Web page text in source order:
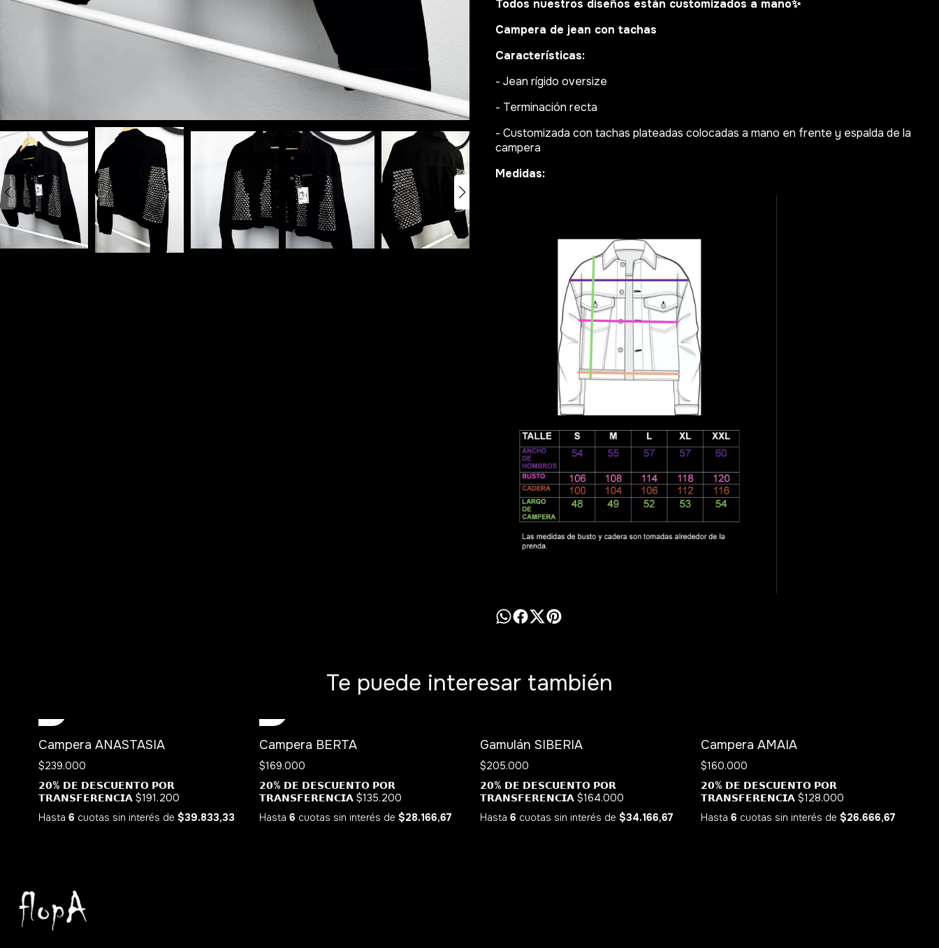
Todos nuestros diseños están customizados a mano✨
Campera de jean con tachas
Características:
- Jean rígido oversize
- Terminación recta
- Customizada con tachas plateadas colocadas a mano en frente y espalda de la
campera
Medidas:
Te puede interesar también
Campera ANASTASIA
$239.000
𝟮𝟬% 𝗗𝗘 𝗗𝗘𝗦𝗖𝗨𝗘𝗡𝗧𝗢 𝗣𝗢𝗥
𝗧𝗥𝗔𝗡𝗦𝗙𝗘𝗥𝗘𝗡𝗖𝗜𝗔 $191.200
Hasta 6 cuotas sin interés de $39.833,33
Campera BERTA
$169.000
𝟮𝟬% 𝗗𝗘 𝗗𝗘𝗦𝗖𝗨𝗘𝗡𝗧𝗢 𝗣𝗢𝗥
𝗧𝗥𝗔𝗡𝗦𝗙𝗘𝗥𝗘𝗡𝗖𝗜𝗔 $135.200
Hasta 6 cuotas sin interés de $28.166,67
SIN STOCK
Gamulán SIBERIA
$205.000
𝟮𝟬% 𝗗𝗘 𝗗𝗘𝗦𝗖𝗨𝗘𝗡𝗧𝗢 𝗣𝗢𝗥
𝗧𝗥𝗔𝗡𝗦𝗙𝗘𝗥𝗘𝗡𝗖𝗜𝗔 $164.000
Hasta 6 cuotas sin interés de $34.166,67
SIN STOCK
Campera AMAIA
$160.000
𝟮𝟬% 𝗗𝗘 𝗗𝗘𝗦𝗖𝗨𝗘𝗡𝗧𝗢 𝗣𝗢𝗥
𝗧𝗥𝗔𝗡𝗦𝗙𝗘𝗥𝗘𝗡𝗖𝗜𝗔 $128.000
Hasta 6 cuotas sin interés de $26.666,67